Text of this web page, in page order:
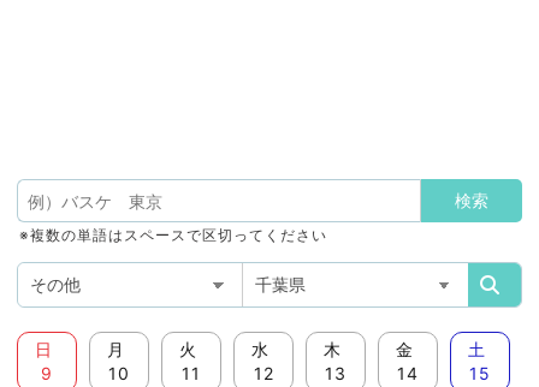
※複数の単語はスペースで区切ってください
日
9
月
10
火
11
水
12
木
13
金
14
土
15